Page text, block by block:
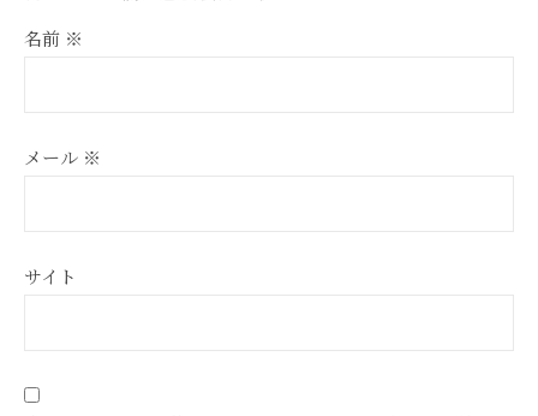
名前 ※
メール ※
サイト